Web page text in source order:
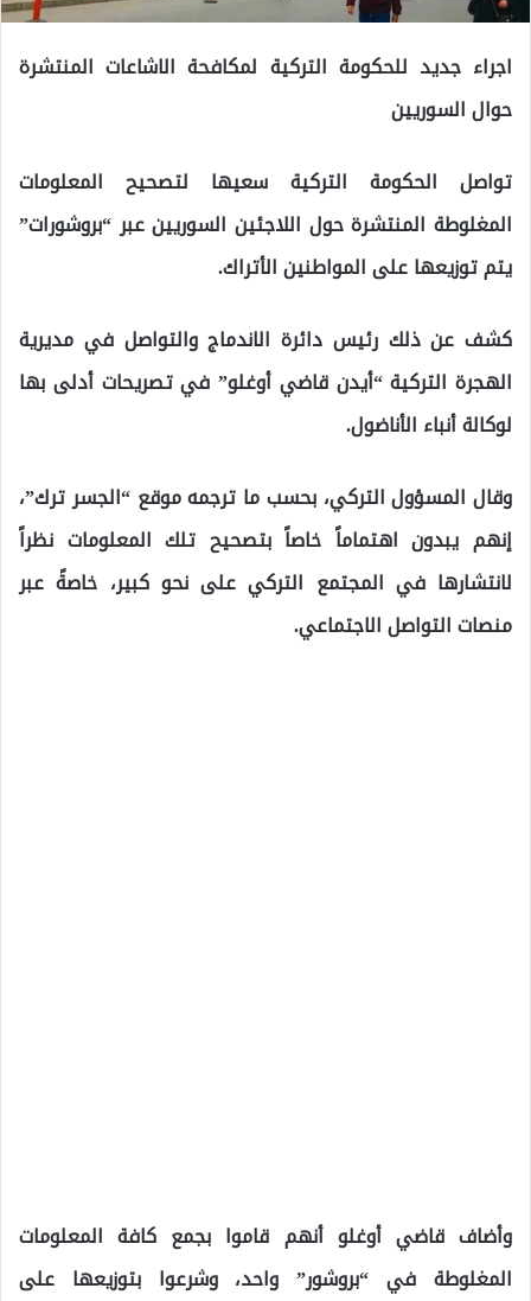
اجراء جديد للحكومة التركية لمكافحة الاشاعات المنتشرة
حوال السوريين
تواصل الحكومة التركية سعيها لتصحيح المعلومات
المغلوطة المنتشرة حول اللاجئين السوريين عبر “بروشورات”
يتم توزيعها على المواطنين الأتراك.
كشف عن ذلك رئيس دائرة الاندماج والتواصل في مديرية
الهجرة التركية “أيدن قاضي أوغلو” في تصريحات أدلى بها
لوكالة أنباء الأناضول.
وقال المسؤول التركي، بحسب ما ترجمه موقع “الجسر ترك”،
إنهم يبدون اهتماماً خاصاً بتصحيح تلك المعلومات نظراً
لانتشارها في المجتمع التركي على نحو كبير، خاصةً عبر
منصات التواصل الاجتماعي.
وأضاف قاضي أوغلو أنهم قاموا بجمع كافة المعلومات
المغلوطة في “بروشور” واحد، وشرعوا بتوزيعها على